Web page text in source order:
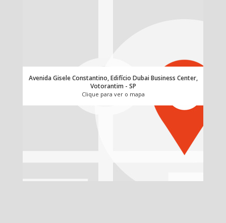
Avenida Gisele Constantino, Edifício Dubai Business Center,
Votorantim - SP
Clique para ver o mapa